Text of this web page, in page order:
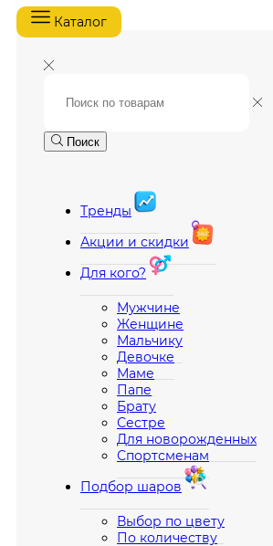
Каталог
Поиск
Тренды
Акции и скидки
Для кого?
Мужчине
Женщине
Мальчику
Девочке
Маме
Папе
Брату
Сестре
Для новорожденных
Спортсменам
Подбор шаров
Выбор по цвету
По количеству